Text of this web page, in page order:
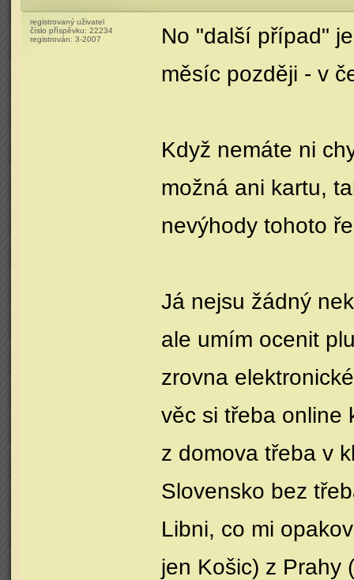
registrovaný uživatel
číslo příspěvku: 22234
registrován: 3-2007
No "další případ"
měsíc později - v
Když nemáte ni
možná ani kartu,
nevýhody tohoto
Já nejsu žádný
ale umím ocenit
zrovna
věc si třeba online
z domova třeba v
Slovensko bez
Libni, co mi
jen Košic) z Prahy